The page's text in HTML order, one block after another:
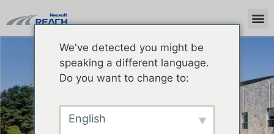
新闻中心
We've detected you might be
speaking a different language.
Do you want to change to:
English